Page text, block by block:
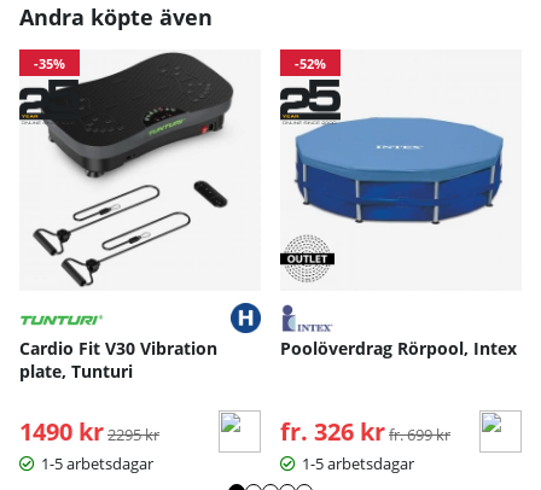
Andra köpte även
-35%
Cardio Fit V30 Vibration
plate, Tunturi
1490 kr Ordinarie pris:
2295 kr
1-5 arbetsdagar
-52%
Poolöverdrag Rörpool, Intex
fr. 326 kr Ordinarie pris:
fr. 699 kr
1-5 arbetsdagar